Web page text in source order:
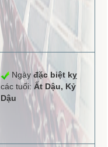
Ngàyđặc biệt kỵ
các tuổi: Ất Dậu, Kỷ
Dậu